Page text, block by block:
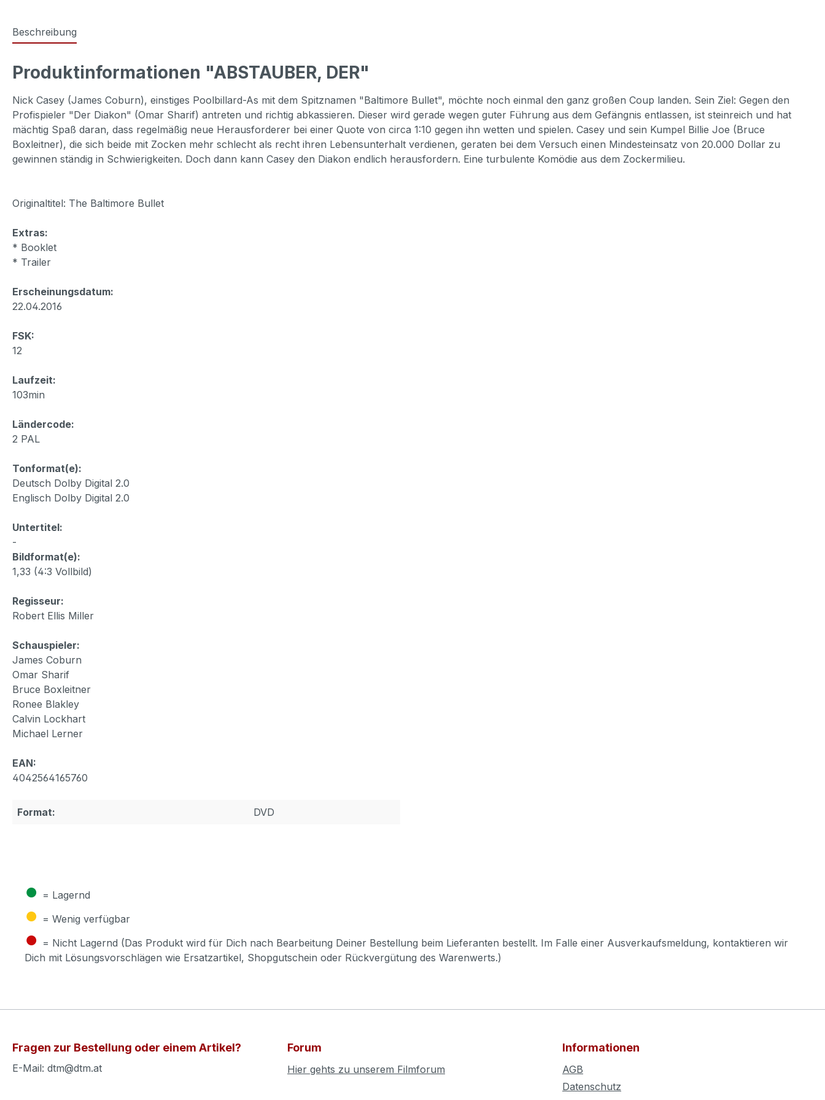
Beschreibung
Produktinformationen "ABSTAUBER, DER"
Nick Casey (James Coburn), einstiges Poolbillard-As mit dem Spitznamen "Baltimore Bullet", möchte noch einmal den ganz großen Coup landen. Sein Ziel: Gegen den
Profispieler "Der Diakon" (Omar Sharif) antreten und richtig abkassieren. Dieser wird gerade wegen guter Führung aus dem Gefängnis entlassen, ist steinreich und hat
mächtig Spaß daran, dass regelmäßig neue Herausforderer bei einer Quote von circa 1:10 gegen ihn wetten und spielen. Casey und sein Kumpel Billie Joe (Bruce
Boxleitner), die sich beide mit Zocken mehr schlecht als recht ihren Lebensunterhalt verdienen, geraten bei dem Versuch einen Mindesteinsatz von 20.000 Dollar zu
gewinnen ständig in Schwierigkeiten. Doch dann kann Casey den Diakon endlich herausfordern. Eine turbulente Komödie aus dem Zockermilieu.
Originaltitel: The Baltimore Bullet
Extras:
* Booklet
* Trailer
Erscheinungsdatum:
22.04.2016
FSK:
12
Laufzeit:
103min
Ländercode:
2 PAL
Tonformat(e):
Deutsch Dolby Digital 2.0
Englisch Dolby Digital 2.0
Untertitel:
-
Bildformat(e):
1,33 (4:3 Vollbild)
Regisseur:
Robert Ellis Miller
Schauspieler:
James Coburn
Omar Sharif
Bruce Boxleitner
Ronee Blakley
Calvin Lockhart
Michael Lerner
EAN:
4042564165760
Format: DVD
● = Lagernd
● = Wenig verfügbar
● = Nicht Lagernd (Das Produkt wird für Dich nach Bearbeitung Deiner Bestellung beim Lieferanten bestellt. Im Falle einer Ausverkaufsmeldung, kontaktieren wir
Dich mit Lösungsvorschlägen wie Ersatzartikel, Shopgutschein oder Rückvergütung des Warenwerts.)
Fragen zur Bestellung oder einem Artikel?
E-Mail: dtm@dtm.at
Forum
Hier gehts zu unserem Filmforum
Informationen
AGB
Datenschutz